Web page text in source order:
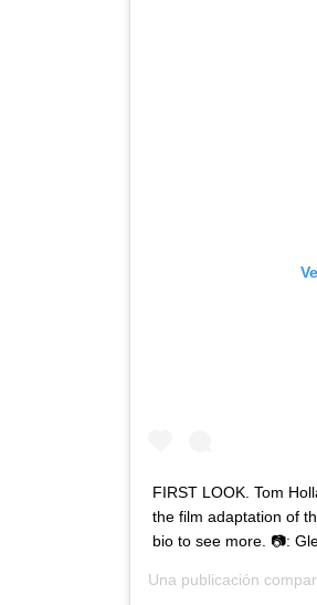
FIRST LOOK. Tom
the film adaptation of
bio to see more. 📷:
Una publicación